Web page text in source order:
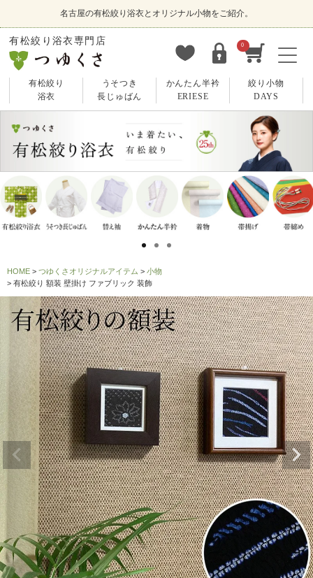
名古屋の有松絞り浴衣とオリジナル小物をご紹介。
有松絞り浴衣専門店 0
有松絞り
浴衣
うそつき
長じゅばん
かんたん半衿
ERIESE
絞り小物
DAYS
HOME つゆくさオリジナルアイテム
小物
有松絞り 額装 壁掛け ファブリック 装飾